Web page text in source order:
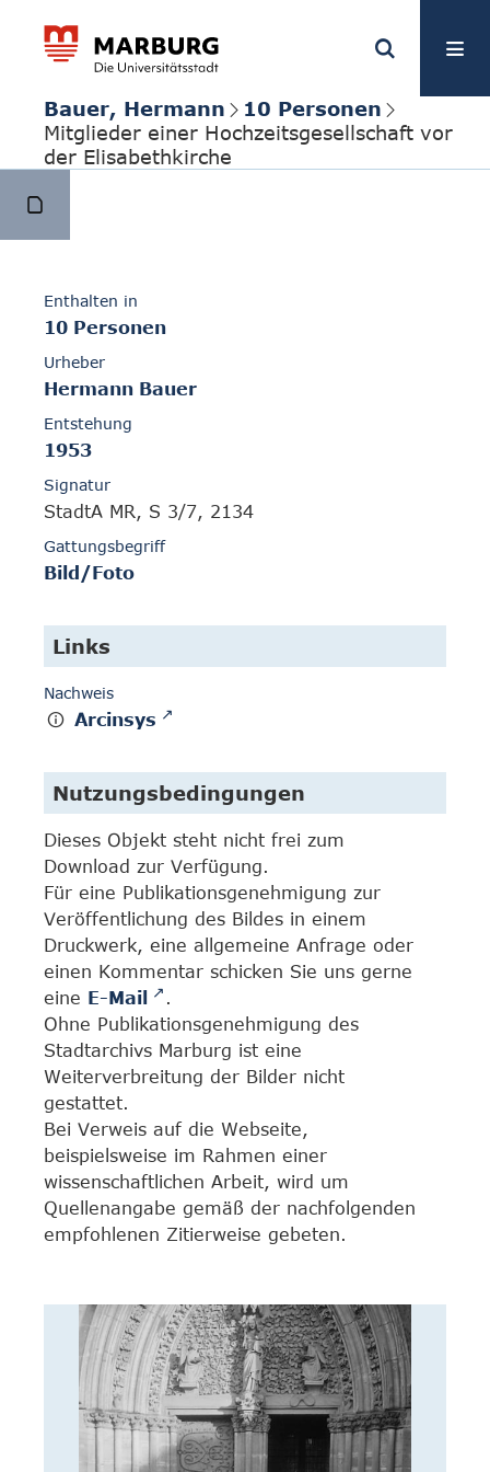
Bauer, Hermann
10 Personen
Mitglieder einer Hochzeitsgesellschaft vor
der Elisabethkirche
Enthalten in
10 Personen
Urheber
Hermann Bauer
Entstehung
1953
Signatur
StadtA MR, S 3/7, 2134
Gattungsbegriff
Bild/Foto
Links
Nachweis
Arcinsys
Nutzungsbedingungen
Dieses Objekt steht nicht frei zum
Download zur Verfügung.
Für eine Publikationsgenehmigung zur
Veröffentlichung des Bildes in einem
Druckwerk, eine allgemeine Anfrage oder
einen Kommentar schicken Sie uns gerne
eine E-Mail
.
Ohne Publikationsgenehmigung des
Stadtarchivs Marburg ist eine
Weiterverbreitung der Bilder nicht
gestattet.
Bei Verweis auf die Webseite,
beispielsweise im Rahmen einer
wissenschaftlichen Arbeit, wird um
Quellenangabe gemäß der nachfolgenden
empfohlenen Zitierweise gebeten.